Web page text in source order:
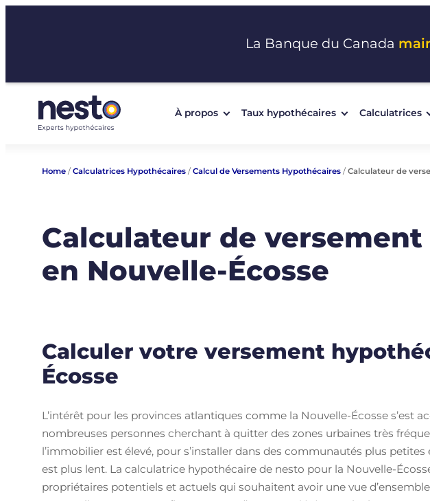
La Banque du Canada
À propos Taux hypothécaires Calculatrices
Home /Calculatrices Hypothécaires /Calcul de Versements Hypothécaires /Calculateur de
Calculateur de
en Nouvelle-Écosse
Calculer votre versement
Écosse
L’intérêt pour les provinces atlantiques comme la Nouvelle-Écosse s’est
nombreuses personnes cherchant à quitter des zones urbaines très
l’immobilier est élevé, pour s’installer dans des communautés plus
est plus lent. La calculatrice hypothécaire de nesto pour la Nouvelle-
propriétaires potentiels et actuels qui souhaitent avoir une vue d’ensemble